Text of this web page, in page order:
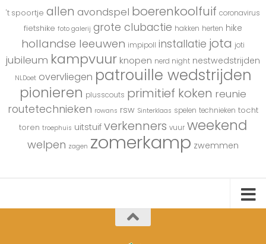
't spoortje allen avondspel boerenkoolfuif coronavirus
fietshike foto galerij grote clubactie hakken herten hike
hollandse leeuwen impipoll installatie jota joti
jubileum kampvuur knopen nerd night nestwedstrijden
NLDoet overvliegen patrouille wedstrijden
pionieren plusscouts primitief koken reunie
routetechnieken rowans rsw Sinterklaas spelen technieken tocht
toren troephuis uitstuif verkenners vuur weekend
welpen zagen zomerkamp zwemmen